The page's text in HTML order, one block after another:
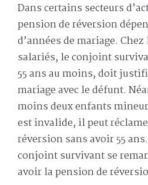
Dans certains secteurs
pension de réversion
d’années de mariage.
salariés, le conjoint
55 ans au moins, doit
mariage avec le défunt.
moins deux enfants
est invalide, il peut
réversion sans avoir 55
conjoint survivant se
avoir la pension de